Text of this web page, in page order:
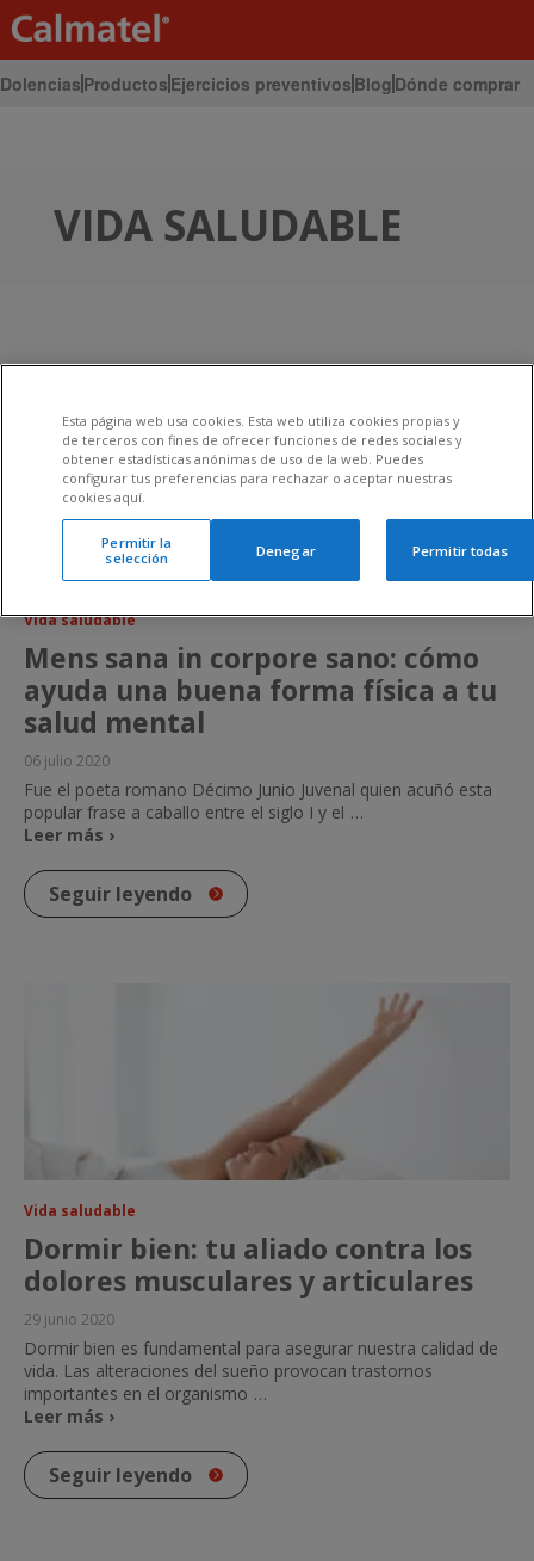
Dolencias Productos Ejercicios preventivos Blog Dónde comprar
Inicio Blog
VIDA SALUDABLE
Vida saludable
Mens sana in corpore sano: cómo
ayuda una buena forma física a tu
salud mental
06 julio 2020
Fue el poeta romano Décimo Junio Juvenal quien acuñó esta
popular frase a caballo entre el siglo I y el …
Leer más ›
Seguir leyendo
Vida saludable
Dormir bien: tu aliado contra los
dolores musculares y articulares
29 junio 2020
Dormir bien es fundamental para asegurar nuestra calidad de
vida. Las alteraciones del sueño provocan trastornos
importantes en el organismo …
Leer más ›
Seguir leyendo
Esta página web usa cookies. Esta web utiliza cookies propias y
de terceros con fines de ofrecer funciones de redes sociales y
obtener estadísticas anónimas de uso de la web. Puedes
configurar tus preferencias para rechazar o aceptar nuestras
cookies aquí.
Permitir la
selección
Denegar Permitir todas